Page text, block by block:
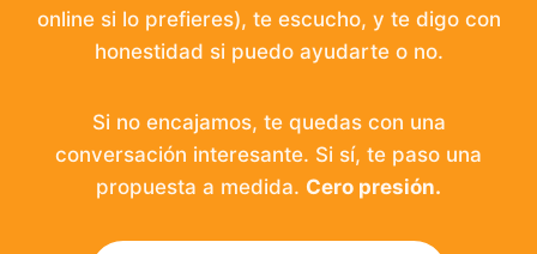
online si lo prefieres), te escucho, y te digo con
honestidad si puedo ayudarte o no.
Si no encajamos, te quedas con una
conversación interesante. Si sí, te paso una
propuesta a medida. Cero presión.